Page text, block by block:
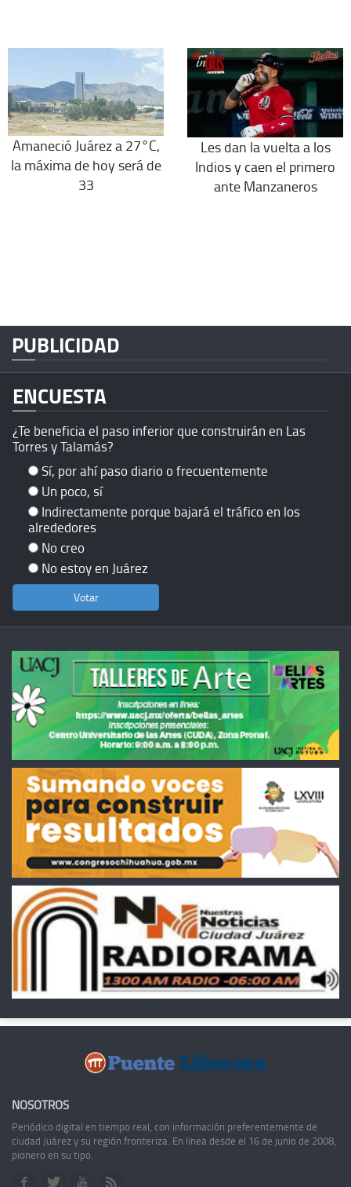
Amaneció Juárez a 27°C,
la máxima de hoy será de
33
Les dan la vuelta a los
Indios y caen el primero
ante Manzaneros
PUBLICIDAD
ENCUESTA
¿Te beneficia el paso inferior que construirán en Las
Torres y Talamás?
Sí, por ahí paso diario o frecuentemente
Un poco, sí
Indirectamente porque bajará el tráfico en los
alrededores
No creo
No estoy en Juárez
NOSOTROS
Periódico digital en tiempo real, con información preferentemente de
ciudad Juárez y su región fronteriza. En línea desde el 16 de junio de 2008,
pionero en su tipo.